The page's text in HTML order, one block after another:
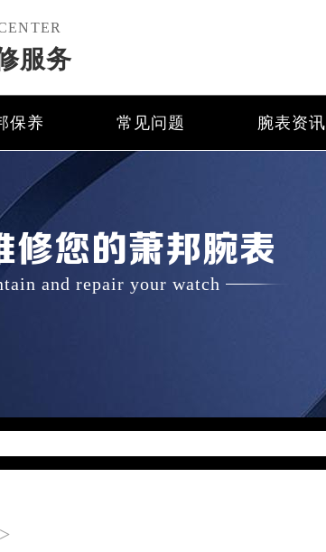
服务
保养 常见问题 腕表资讯
修您的萧邦腕表
and repair your watch
0231
11层1102室（需提前预约）
>